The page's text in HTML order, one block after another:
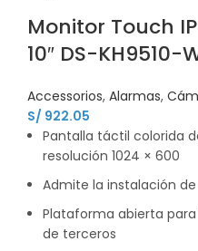
Monitor Touch
10″ DS-KH9510-
Accessorios, Alarmas,
S/ 922.05
Pantalla táctil colorida
resolución 1024 × 600
Admite la instalación
Plataforma abierta
de terceros